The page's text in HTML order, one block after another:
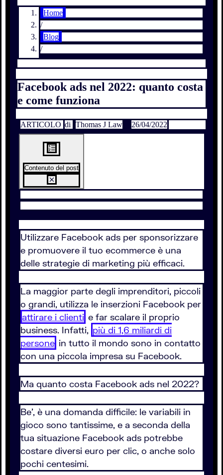
Home
/
Blog
/
Facebook ads nel 2022: quanto costa
e come funziona
ARTICOLO di Thomas J Law 26/04/2022
Contenuto del post
Utilizzare Facebook ads per sponsorizzare
e promuovere il tuo ecommerce è una
delle strategie di marketing più efficaci.
La maggior parte degli imprenditori, piccoli
o grandi, utilizza le inserzioni Facebook per
attirare i clienti e far scalare il proprio
business. Infatti, più di 1,6 miliardi di
persone in tutto il mondo sono in contatto
con una piccola impresa su Facebook.
Ma quanto costa Facebook ads nel 2022?
Be', è una domanda difficile: le variabili in
gioco sono tantissime, e a seconda della
tua situazione Facebook ads potrebbe
costare diversi euro per clic, o anche solo
pochi centesimi.